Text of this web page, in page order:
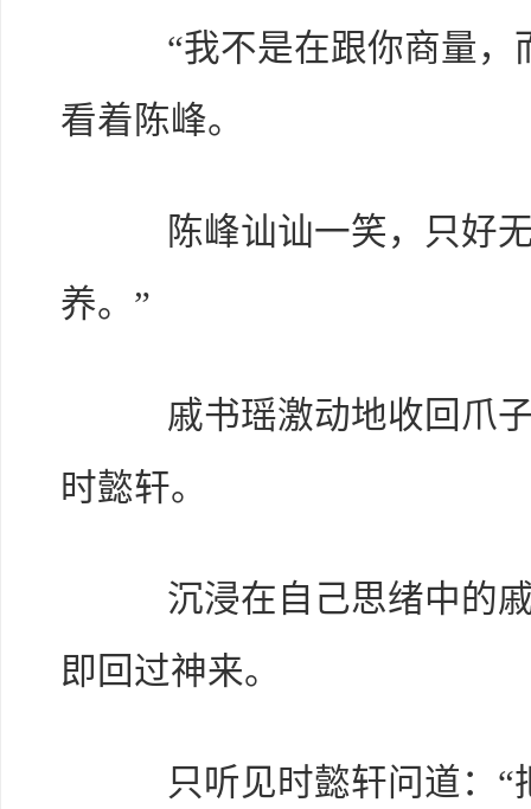
“我不是在跟你商量，
看着陈峰。
陈峰讪讪一笑，只好无
养。”
戚书瑶激动地收回爪子
时懿轩。
沉浸在自己思绪中的戚
即回过神来。
只听见时懿轩问道：“